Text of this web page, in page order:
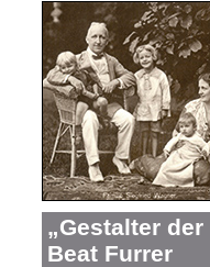
„Gestalter
Beat Furrer